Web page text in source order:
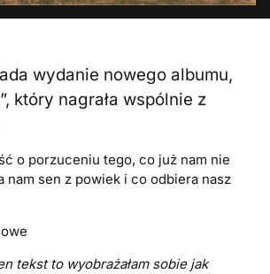
wydanie nowego albumu,
który nagrała wspólnie z
o porzuceniu tego, co już nam nie
nam sen z powiek i co odbiera nasz
tekst to wyobrażałam sobie jak